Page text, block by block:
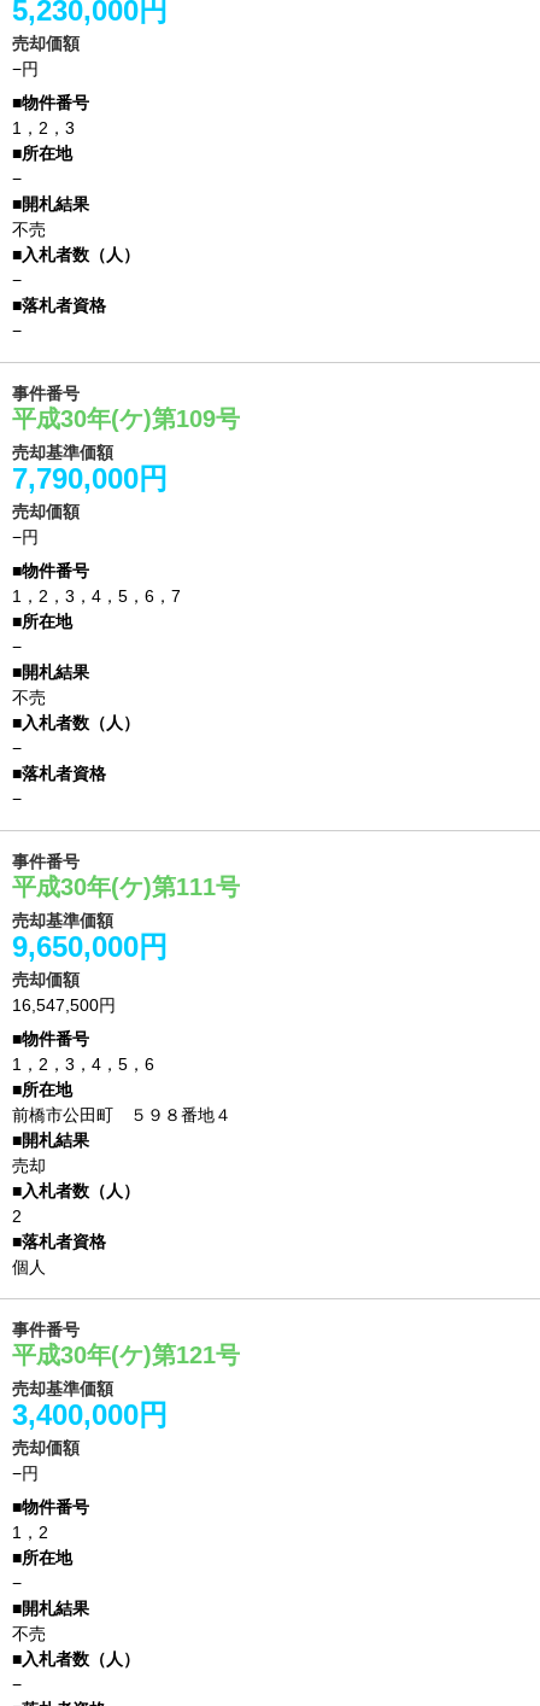
5,230,000円
売却価額
−円
1，2，3
−
不売
−
−
事件番号
平成30年(ケ)第109号
売却基準価額
7,790,000円
売却価額
−円
1，2，3，4，5，6，7
−
不売
−
−
事件番号
平成30年(ケ)第111号
売却基準価額
9,650,000円
売却価額
16,547,500円
1，2，3，4，5，6
前橋市公田町 ５９８番地４
売却
2
個人
事件番号
平成30年(ケ)第121号
売却基準価額
3,400,000円
売却価額
−円
1，2
−
不売
−